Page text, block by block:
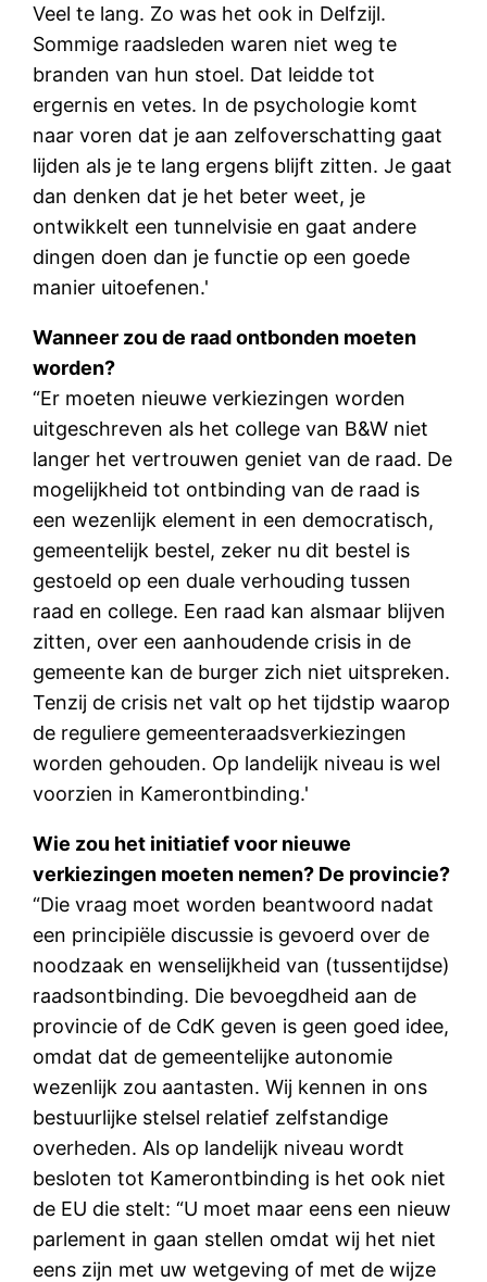
Veel te lang. Zo was het ook in Delfzijl.
Sommige raadsleden waren niet weg te
branden van hun stoel. Dat leidde tot
ergernis en vetes. In de psychologie komt
naar voren dat je aan zelfoverschatting gaat
lijden als je te lang ergens blijft zitten. Je gaat
dan denken dat je het beter weet, je
ontwikkelt een tunnelvisie en gaat andere
dingen doen dan je functie op een goede
manier uitoefenen.'
Wanneer zou de raad ontbonden moeten
worden?
“Er moeten nieuwe verkiezingen worden
uitgeschreven als het college van B&W niet
langer het vertrouwen geniet van de raad. De
mogelijkheid tot ontbinding van de raad is
een wezenlijk element in een democratisch,
gemeentelijk bestel, zeker nu dit bestel is
gestoeld op een duale verhouding tussen
raad en college. Een raad kan alsmaar blijven
zitten, over een aanhoudende crisis in de
gemeente kan de burger zich niet uitspreken.
Tenzij de crisis net valt op het tijdstip waarop
de reguliere gemeenteraadsverkiezingen
worden gehouden. Op landelijk niveau is wel
voorzien in Kamerontbinding.'
Wie zou het initiatief voor nieuwe
verkiezingen moeten nemen? De provincie?
“Die vraag moet worden beantwoord nadat
een principiële discussie is gevoerd over de
noodzaak en wenselijkheid van (tussentijdse)
raadsontbinding. Die bevoegdheid aan de
provincie of de CdK geven is geen goed idee,
omdat dat de gemeentelijke autonomie
wezenlijk zou aantasten. Wij kennen in ons
bestuurlijke stelsel relatief zelfstandige
overheden. Als op landelijk niveau wordt
besloten tot Kamerontbinding is het ook niet
de EU die stelt: “U moet maar eens een nieuw
parlement in gaan stellen omdat wij het niet
eens zijn met uw wetgeving of met de wijze